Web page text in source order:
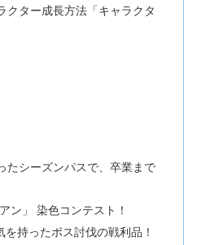
クター成長方法「キャラクタ
たシーズンパスで、卒業まで
ン」 染色コンテスト！
持ったボス討伐の戦利品！